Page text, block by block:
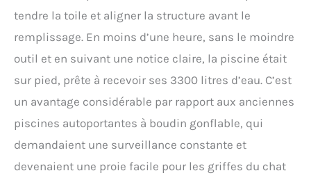
tendre la toile et aligner la structure avant le
remplissage. En moins d’une heure, sans le moindre
outil et en suivant une notice claire, la piscine était
sur pied, prête à recevoir ses 3300 litres d’eau. C’est
un avantage considérable par rapport aux anciennes
piscines autoportantes à boudin gonflable, qui
demandaient une surveillance constante et
devenaient une proie facile pour les griffes du chat